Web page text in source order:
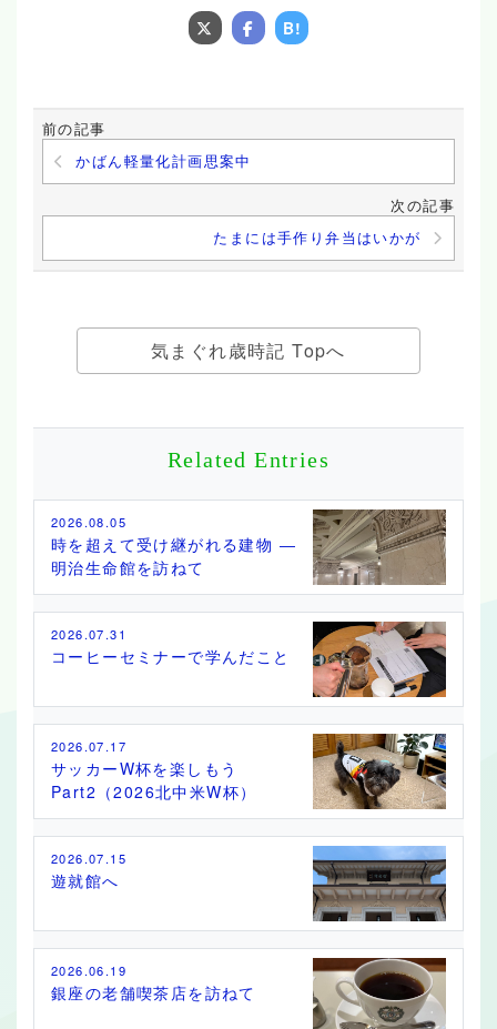
B!
前の記事
かばん軽量化計画思案中
次の記事
たまには手作り弁当はいかが
気まぐれ歳時記 Topへ
Related Entries
2026.08.05
時を超えて受け継がれる建物 ―
明治生命館を訪ねて
2026.07.31
コーヒーセミナーで学んだこと
2026.07.17
サッカーW杯を楽しもう
Part2（2026北中米W杯）
2026.07.15
遊就館へ
2026.06.19
銀座の老舗喫茶店を訪ねて